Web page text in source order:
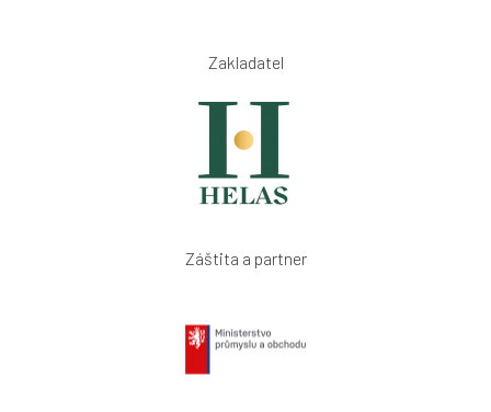
Zakladatel
Záštita a partner